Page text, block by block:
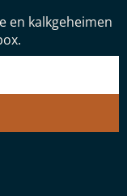
en kalkgeheimen